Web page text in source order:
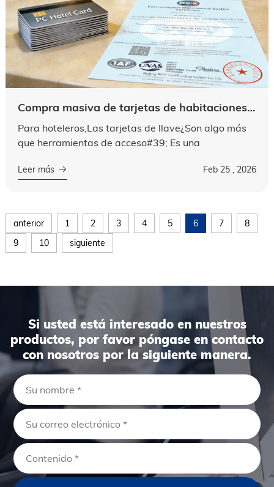
Compra masiva de tarjetas de habitaciones de hotel de policarbon: una sabia elección para la industria hotel.
Para hoteleros,Las tarjetas de llave¿Son algo más
que herramientas de acceso#39; Es una
huéspedes. También es una parte crítica ...
Leer más Feb 25 , 2026
anterior 1 2 3 4 5 6 7
8
9
10 siguiente
Si usted está interesado en nuestros
productos, por favor póngase en contacto
con nosotros por la siguiente manera.